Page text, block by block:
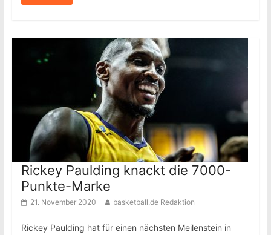
Rickey Paulding knackt die 7000-
Punkte-Marke
21. November 2020 basketball.de Redaktion
Rickey Paulding hat für einen nächsten Meilenstein in